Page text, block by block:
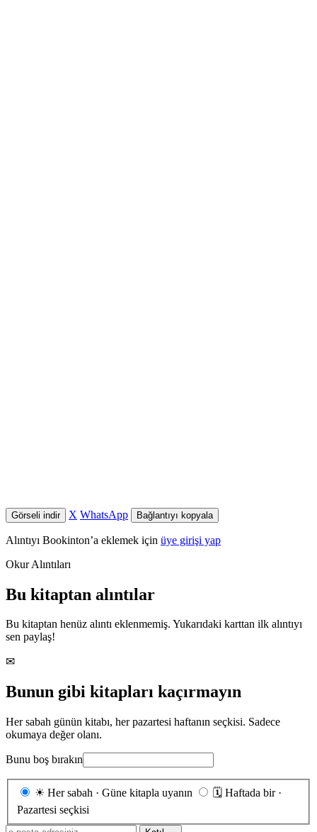
Görseli indir X WhatsApp Bağlantıyı kopyala
Alıntıyı Bookinton’a eklemek için üye girişi yap
Okur Alıntıları
Bu kitaptan alıntılar
Bu kitaptan henüz alıntı eklenmemiş. Yukarıdaki karttan ilk alıntıyı
sen paylaş!
✉
Bunun gibi kitapları kaçırmayın
Her sabah günün kitabı, her pazartesi haftanın seçkisi. Sadece
okumaya değer olanı.
Bunu boş bırakın
Gönderim
☀ Her sabah · Güne kitapla uyanın 🗓 Haftada bir ·
Pazartesi seçkisi